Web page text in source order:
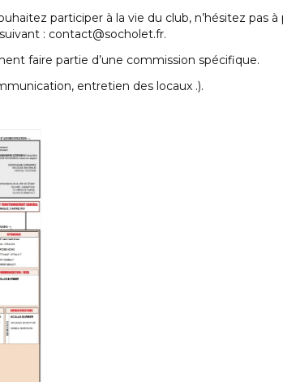
participer à la vie du club, n’hésitez pas
: contact@socholet.fr.
faire partie d’une commission spécifique.
entretien des locaux .).